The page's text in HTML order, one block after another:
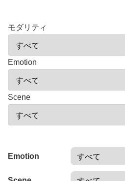
モダリティ
Emotion
Scene
Emotion